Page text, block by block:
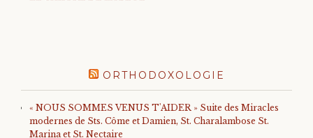
ORTHODOXOLOGIE
« NOUS SOMMES VENUS T'AIDER » Suite des Miracles
modernes de Sts. Côme et Damien, St. Charalambose St.
Marina et St. Nectaire